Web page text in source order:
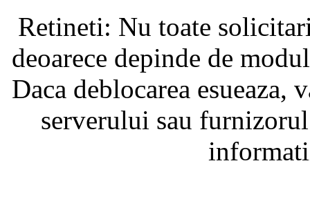
Retineti: Nu toate
deoarece depinde de
Daca deblocarea
serverului sau